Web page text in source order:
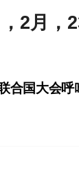
2月，
合国大会